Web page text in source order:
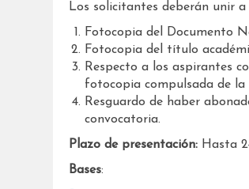
Los solicitantes deberán unir
Fotocopia del Documento
Fotocopia del título
Respecto a los aspirantes
fotocopia compulsada de
Resguardo de haber
convocatoria.
Plazo de presentación: Hasta
Bases: